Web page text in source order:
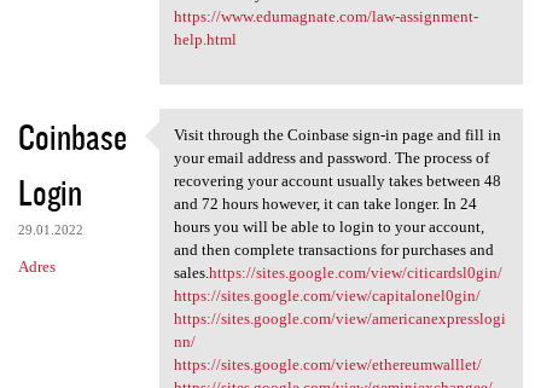
https://www.edumagnate.com/law-assignment-
help.html
Coinbase
Login
29.01.2022
Adres
Visit through the Coinbase
Visit through the Coinbase sign-in page and fill in
your email address and password. The process of
recovering your account usually takes between 48
and 72 hours however, it can take longer. In 24
hours you will be able to login to your account,
and then complete transactions for purchases and
sales. https://sites.google.com/view/citicardsl0gin/
https://sites.google.com/view/capitalonel0gin/
https://sites.google.com/view/americanexpresslogi
nn/
https://sites.google.com/view/ethereumwalllet/